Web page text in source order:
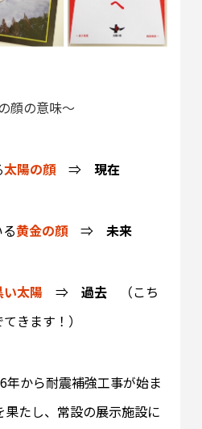
顔の意味～
太陽の顔⇒ 現在
黄金の顔⇒ 未来
い太陽⇒ 過去
（こち
きます！）
年から耐震補強工事が始ま
果たし、常設の展示施設に